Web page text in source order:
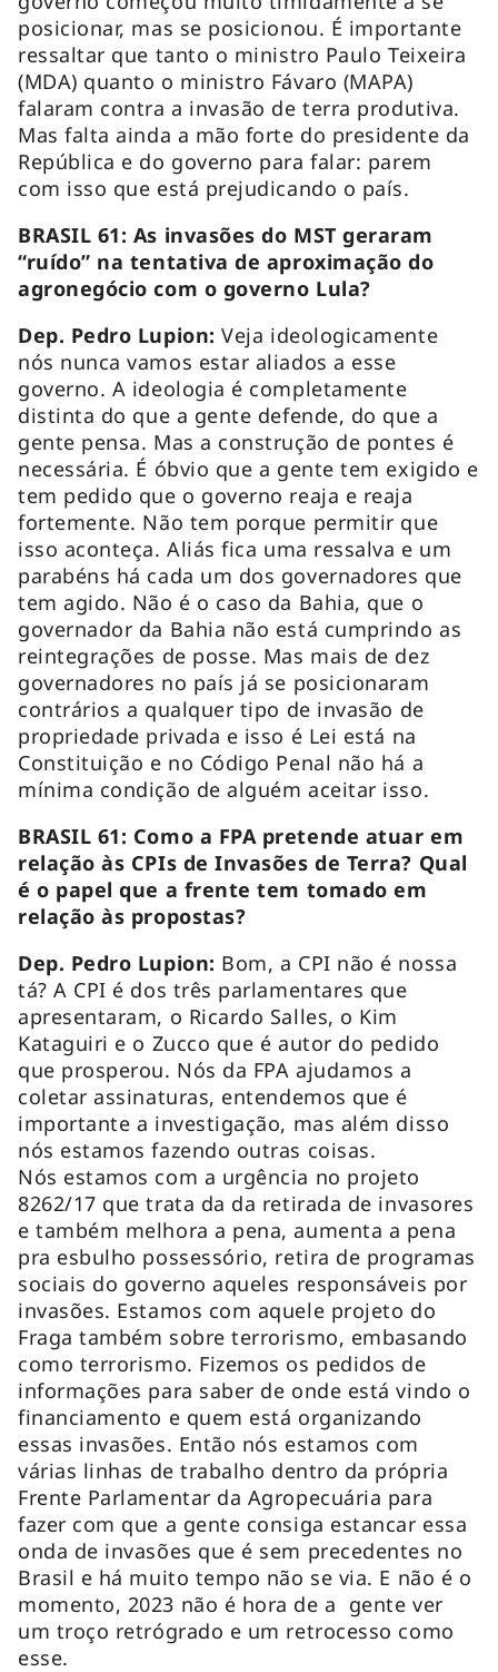
posicionar, mas se posicionou. É importante
ressaltar que tanto o ministro Paulo Teixeira
(MDA) quanto o ministro Fávaro (MAPA)
falaram contra a invasão de terra produtiva.
Mas falta ainda a mão forte do presidente da
República e do governo para falar: parem
com isso que está prejudicando o país.
BRASIL 61: As invasões do MST geraram
“ruído” na tentativa de aproximação do
agronegócio com o governo Lula?
Dep. Pedro Lupion:Veja ideologicamente
nós nunca vamos estar aliados a esse
governo. A ideologia é completamente
distinta do que a gente defende, do que a
gente pensa. Mas a construção de pontes é
necessária. É óbvio que a gente tem exigido e
tem pedido que o governo reaja e reaja
fortemente. Não tem porque permitir que
isso aconteça. Aliás fica uma ressalva e um
parabéns há cada um dos governadores que
tem agido. Não é o caso da Bahia, que o
governador da Bahia não está cumprindo as
reintegrações de posse. Mas mais de dez
governadores no país já se posicionaram
contrários a qualquer tipo de invasão de
propriedade privada e isso é Lei está na
Constituição e no Código Penal não há a
mínima condição de alguém aceitar isso.
BRASIL 61: Como a FPA pretende atuar em
relação às CPIs de Invasões de Terra? Qual
é o papel que a frente tem tomado em
relação às propostas?
Dep. Pedro Lupion: Bom, a CPI não é nossa
tá? A CPI é dos três parlamentares que
apresentaram, o Ricardo Salles, o Kim
Kataguiri e o Zucco que é autor do pedido
que prosperou. Nós da FPA ajudamos a
coletar assinaturas, entendemos que é
importante a investigação, mas além disso
nós estamos fazendo outras coisas.
Nós estamos com a urgência no projeto
8262/17 que trata da da retirada de invasores
e também melhora a pena, aumenta a pena
pra esbulho possessório, retira de programas
sociais do governo aqueles responsáveis por
invasões. Estamos com aquele projeto do
Fraga também sobre terrorismo, embasando
como terrorismo. Fizemos os pedidos de
informações para saber de onde está vindo o
financiamento e quem está organizando
essas invasões. Então nós estamos com
várias linhas de trabalho dentro da própria
Frente Parlamentar da Agropecuária para
fazer com que a gente consiga estancar essa
onda de invasões que é sem precedentes no
Brasil e há muito tempo não se via. E não é o
momento, 2023 não é hora de a gente ver
um troço retrógrado e um retrocesso como
esse.